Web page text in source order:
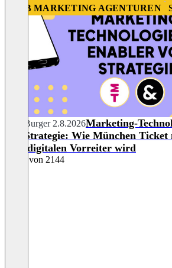
B2B MARKETING AGENTUREN
Julia Burger 2.8.2026Marketing-
von Strategie: Wie München
zum digitalen Vorreiter wird
1 - 26 von 2144